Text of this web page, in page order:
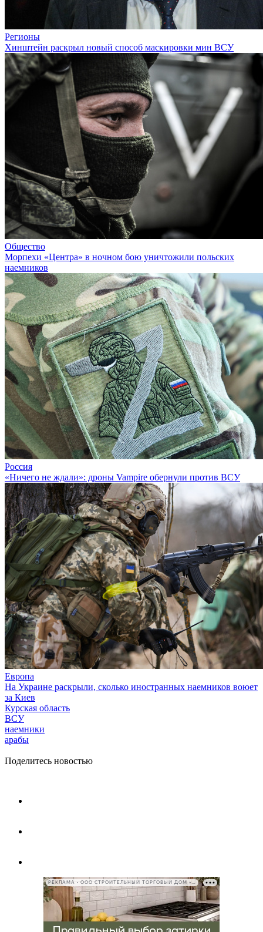
Регионы
Хинштейн раскрыл новый способ маскировки мин ВСУ
Общество
Морпехи «Центра» в ночном бою уничтожили польских
наемников
Россия
«Ничего не ждали»: дроны Vampire обернули против ВСУ
Европа
На Украине раскрыли, сколько иностранных наемников воюет
за Киев
Курская область
ВСУ
наемники
арабы
Поделитесь новостью
РЕКЛАМА • ООО СТРОИТЕЛЬНЫЙ ТОРГОВЫЙ ДОМ «ПЕТРОВИЧ», ИНН 7802348846